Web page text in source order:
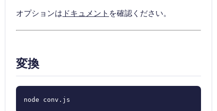
オプションは ドキュメント を確認ください。
変換
node conv.js